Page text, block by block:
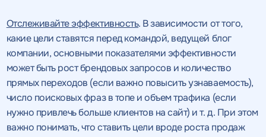
Отслеживайте эффективность. В зависимости от того,
какие цели ставятся перед командой, ведущей блог
компании, основными показателями эффективности
может быть рост брендовых запросов и количество
прямых переходов (если важно повысить узнаваемость),
число поисковых фраз в топе и объем трафика (если
нужно привлечь больше клиентов на сайт) и т. д. При этом
важно понимать, что ставить цели вроде роста продаж